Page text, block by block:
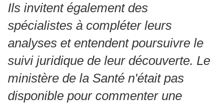
Ils invitent également des
spécialistes à compléter leurs
analyses et entendent poursuivre le
suivi juridique de leur découverte. Le
ministère de la Santé n'était pas
disponible pour commenter une